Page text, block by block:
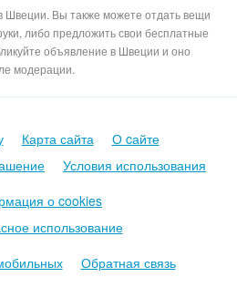
Швеции. Вы также можете отдать вещи
либо предложить свои бесплатные
объявление в Швеции и оно
модерации.
Карта сайта
О cайте
Условия использования
о cookies
использование
Обратная связь